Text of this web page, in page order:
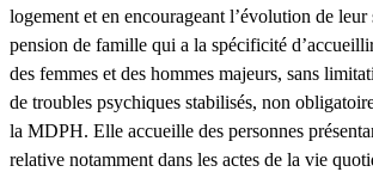
logement et en encourageant l’évolution de leur
pension de famille qui a la spécificité
des femmes et des hommes majeurs, sans
de troubles psychiques stabilisés, non
la MDPH. Elle accueille des personnes
relative notamment dans les actes de la vie